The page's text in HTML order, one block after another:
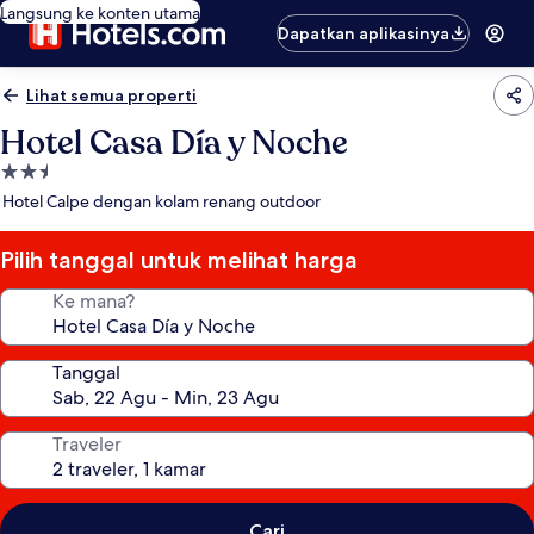
Langsung ke konten utama
Dapatkan aplikasinya
Lihat semua properti
Hotel Casa Día y Noche
Properti
bintang
Hotel Calpe dengan kolam renang outdoor
Pilih tanggal untuk melihat harga
Ke mana?
Tanggal
Traveler